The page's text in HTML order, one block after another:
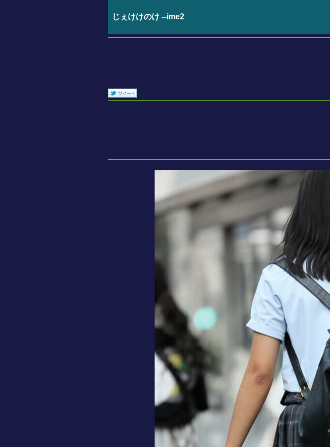
じぇけけのけ --ime2